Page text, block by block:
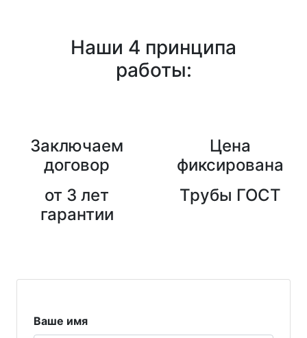
Наши 4 принципа
работы:
Заключаем
договор
Цена
фиксирована
от 3 лет
гарантии
Трубы ГОСТ
Ваше имя